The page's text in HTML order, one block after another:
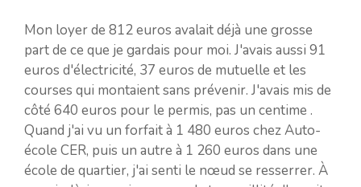
Mon loyer de 812 euros avalait déjà une grosse
part de ce que je gardais pour moi. J'avais aussi 91
euros d'électricité, 37 euros de mutuelle et les
courses qui montaient sans prévenir. J'avais mis de
côté 640 euros pour le permis, pas un centime .
Quand j'ai vu un forfait à 1 480 euros chez Auto-
école CER, puis un autre à 1 260 euros dans une
école de quartier, j'ai senti le nœud se resserrer. À